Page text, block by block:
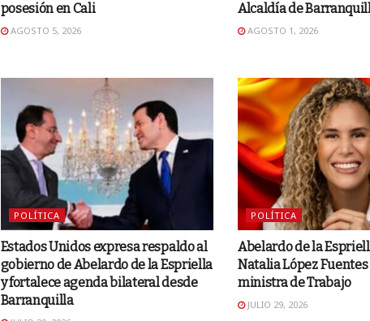
posesión en Cali
AGOSTO 5, 2026
Alcaldía de
AGOSTO 1, 2026
POLÍTICA
Estados Unidos expresa respaldo al
gobierno de Abelardo de la Espriella
y fortalece agenda bilateral desde
Barranquilla
POLÍTICA
Abelardo de la
Natalia López
ministra de Trabajo
JULIO 29, 2026